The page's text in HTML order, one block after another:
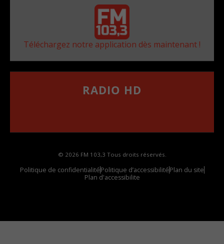
Téléchargez notre application dès maintenant !
RADIO HD
© 2026 FM 103,3 Tous droits réservés.
Politique de confidentialitéPolitique d’accessibilitéPlan du site
Plan d'accessibilite